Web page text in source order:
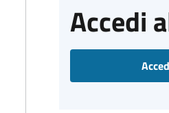
Accedi